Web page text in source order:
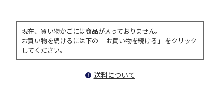
現在、買い物かごには商品が入っておりません。
お買い物を続けるには下の 「お買い物を続ける」 をクリック
してください。
！ 送料について